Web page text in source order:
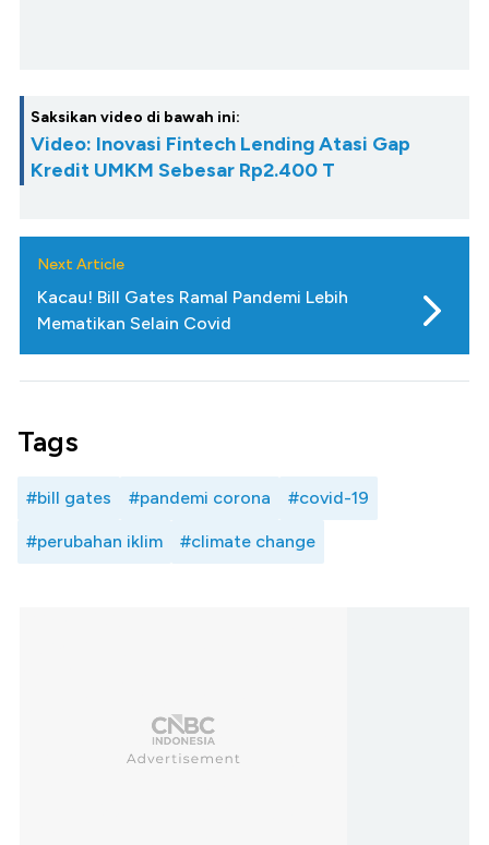
Saksikan video di bawah ini:
Video: Inovasi Fintech Lending Atasi Gap
Kredit UMKM Sebesar Rp2.400 T
Next Article
Kacau! Bill Gates Ramal Pandemi Lebih
Mematikan Selain Covid
Tags
#bill gates #pandemi corona #covid-19
#perubahan iklim #climate change